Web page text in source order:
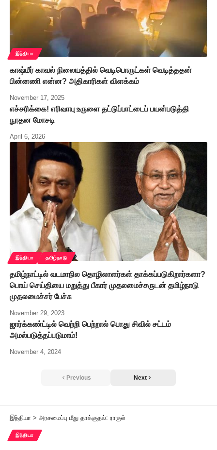
இந்தியா
காஷ்மீர் காவல் நிலையத்தில் வெடிபொருட்கள் வெடித்ததன்
பின்னணி என்ன? அதிகாரிகள் விளக்கம்
November 17, 2025
எச்சரிக்கை! எரிவாயு உருளை தட்டுப்பாட்டைப் பயன்படுத்தி
நூதன மோசடி
April 6, 2026
இந்தியா தமிழ்நாடு
தமிழ்நாட்டில் வடமாநில தொழிலாளர்கள் தாக்கப்படுகிறார்களா?
பொய் செய்தியை மறுத்து பீகார் முதலமைச்சருடன் தமிழ்நாடு
முதலமைச்சர் பேச்சு
November 29, 2023
ஜார்க்கண்ட்டில் வெற்றி பெற்றால் பொது சிவில் சட்டம்
அமல்படுத்தப்படுமாம்!
November 4, 2024
Previous Next
இந்தியா > அரசமைப்பு மீது தாக்குதல்: ராகுல்
இந்தியா